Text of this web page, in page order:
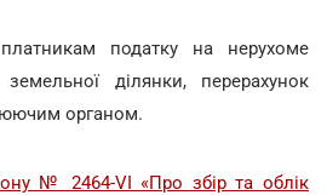
податку на нерухоме
ділянки, перерахунок
органом.
№ 2464-VI «Про збір та облік